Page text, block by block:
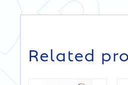
Related
DETAILS